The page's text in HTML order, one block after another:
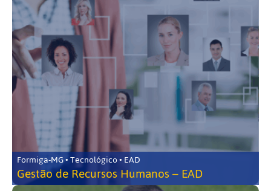
Formiga-MG • Tecnológico • EAD
Gestão de Recursos Humanos – EAD